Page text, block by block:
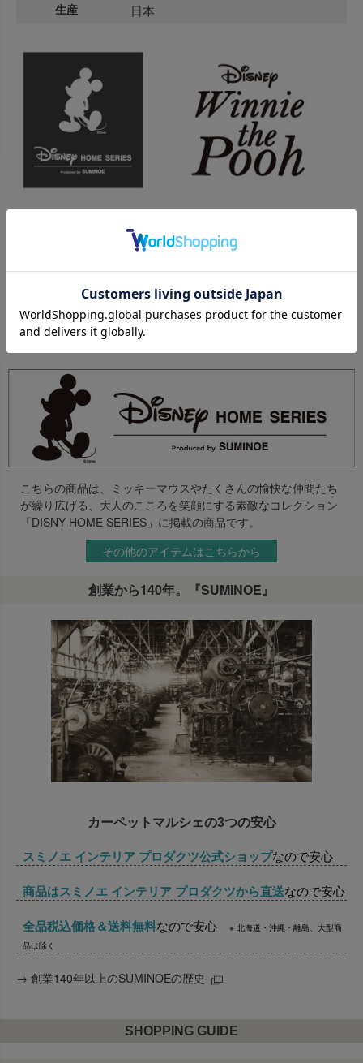
生産 日本
１００エーカーの森を舞台に遊ぶ「くまのプーさん」。
豊かな自然の中を散歩したり、大好きなはちみつに手を伸ばした
純粋で素朴な雰囲気はいつの時代もわたしたちのこころに寄り添い
ます。
繊細でエレガントなテイストは、ゆったりと暮らしを楽しむ 肩の力
こちらの商品は、ミッキーマウスやたくさんの愉快な仲間たち
が繰り広げる、大人のこころを笑顔にする素敵なコレクション
「DISNY HOME SERIES」に掲載の商品です。
その他のアイテムはこちらから
創業から140年。『SUMINOE』
カーペットマルシェの3つの安心
スミノエ インテリア プロダクツ公式ショップなので安心
商品はスミノエ インテリア プロダクツから直送なので安心
全品税込価格＆送料無料なので安心
※ 北海道・沖縄・離島、大型商
品は除く
→ 創業140年以上のSUMINOEの歴史
SHOPPING GUIDE